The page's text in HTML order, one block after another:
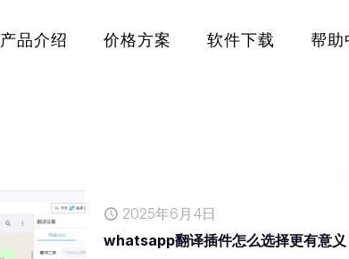
产品介绍 价格方案 软件下载 帮助
2025年6月4日
whatsapp翻译插件怎么选择更有意义